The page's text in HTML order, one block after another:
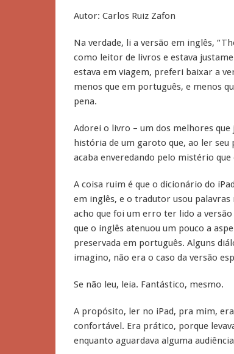
Autor: Carlos Ruiz Zafon
Na verdade, li a versão em inglês,
como leitor de livros e estava
estava em viagem, preferi baixar a
menos que em português, e menos
pena.
Adorei o livro – um dos melhores
história de um garoto que, ao ler
acaba enveredando pelo mistério que
A coisa ruim é que o dicionário do
em inglês, e o tradutor usou
acho que foi um erro ter lido a
que o inglês atenuou um pouco a
preservada em português. Alguns
imagino, não era o caso da versão
Se não leu, leia. Fantástico, mesmo.
A propósito, ler no iPad, pra mim,
confortável. Era prático, porque
enquanto aguardava alguma